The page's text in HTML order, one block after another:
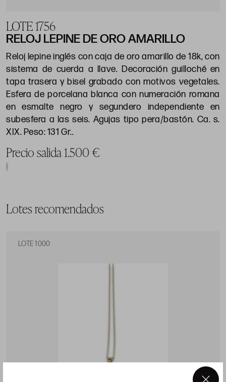
LOTE 1756
RELOJ LEPINE DE ORO AMARILLO
Reloj lepine inglés con caja de oro amarillo de 18k, con
sistema de cuerda a llave. Decoración guilloché en
tapa trasera y bisel grabado con motivos vegetales.
Esfera de porcelana blanca con numeración romana
en esmalte negro y segundero independiente en
subesfera a las seis. Agujas tipo pera/bastón. Ca. s.
XIX. Peso: 131 Gr..
Precio salida 1.500 €
Lotes recomendados
LOTE 1000